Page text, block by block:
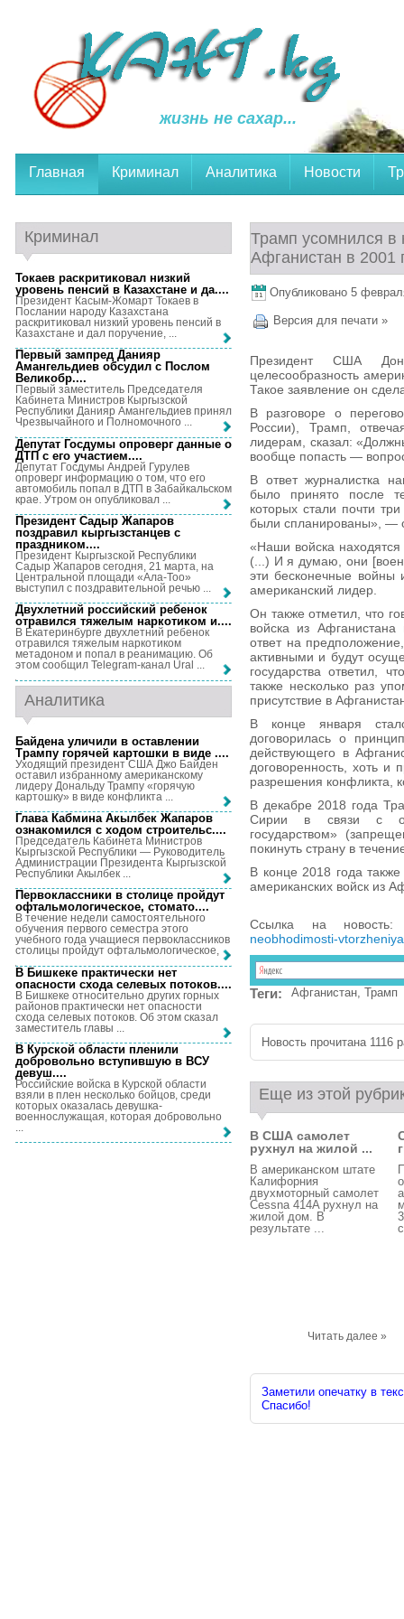
жизнь не сахар...
Главная Криминал Аналитика Новости
Трамп усомнился в
Афганистан в 2001
Опубликовано 5
Версия для печати »
Президент США
целесообразность
Такое заявление он
В разговоре о
России), Трамп,
лидерам, сказал:
вообще попасть —
В ответ журналистка
было принято после
которых стали почти
были спланированы», —
«Наши войска
(...) И я думаю, они
эти бесконечные
американский лидер.
Он также отметил, что
войска из
ответ на
активными и будут
государства ответил,
также несколько раз
присутствие в
В конце января
договорилась о
действующего в
договоренность, хоть и
разрешения конфликта,
В декабре 2018 года
Сирии в связи с
государством»
покинуть страну в
В конце 2018 года
американских войск из
Ссылка на
neobhodimosti-
Теги: Афганистан, Трамп
Новость прочитана 1116
Еще из этой
В США самолет
рухнул на жилой ...
В американском штате
Калифорния
двухмоторный самолет
Cessna 414A рухнул на
жилой дом. В
результате ...
Читать далее »
Заметили опечатку в
Спасибо!
Криминал
Токаев раскритиковал низкий
уровень пенсий в Казахстане и да....
Президент Касым-Жомарт Токаев в
Послании народу Казахстана
раскритиковал низкий уровень пенсий в
Казахстане и дал поручение, ...
Первый зампред Данияр
Амангельдиев обсудил с Послом
Великобр....
Первый заместитель Председателя
Кабинета Министров Кыргызской
Республики Данияр Амангельдиев принял
Чрезвычайного и Полномочного ...
Депутат Госдумы опроверг данные о
ДТП с его участием....
Депутат Госдумы Андрей Гурулев
опроверг информацию о том, что его
автомобиль попал в ДТП в Забайкальском
крае. Утром он опубликовал ...
Президент Садыр Жапаров
поздравил кыргызстанцев с
праздником....
Президент Кыргызской Республики
Садыр Жапаров сегодня, 21 марта, на
Центральной площади «Ала-Тоо»
выступил с поздравительной речью ...
Двухлетний российский ребенок
отравился тяжелым наркотиком и....
В Екатеринбурге двухлетний ребенок
отравился тяжелым наркотиком
метадоном и попал в реанимацию. Об
этом сообщил Telegram-канал Ural ...
Аналитика
Байдена уличили в оставлении
Трампу горячей картошки в виде ....
Уходящий президент США Джо Байден
оставил избранному американскому
лидеру Дональду Трампу «горячую
картошку» в виде конфликта ...
Глава Кабмина Акылбек Жапаров
ознакомился с ходом строительс....
Председатель Кабинета Министров
Кыргызской Республики — Руководитель
Администрации Президента Кыргызской
Республики Акылбек ...
Первоклассники в столице пройдут
офтальмологическое, стомато....
В течение недели самостоятельного
обучения первого семестра этого
учебного года учащиеся первоклассников
столицы пройдут офтальмологическое, ...
В Бишкеке практически нет
опасности схода селевых потоков....
В Бишкеке относительно других горных
районов практически нет опасности
схода селевых потоков. Об этом сказал
заместитель главы ...
В Курской области пленили
добровольно вступившую в ВСУ
девуш....
Российские войска в Курской области
взяли в плен несколько бойцов, среди
которых оказалась девушка-
военнослужащая, которая добровольно
...